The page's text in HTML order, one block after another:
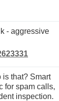
for spam calls,
inspection.